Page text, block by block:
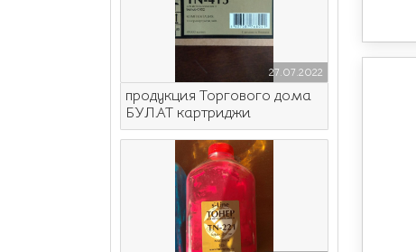
27.07.2022
продукция Торгового дома
БУЛАТ картриджи